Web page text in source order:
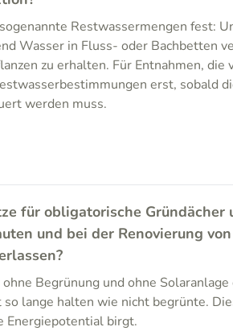
Restwassermengen fest:
Wasser in Fluss- oder Bachbetten
zu erhalten. Für Entnahmen, die
erst, sobald
werden muss.
für obligatorische Gründächer
und bei der Renovierung
Begrünung und ohne
lange halten wie nicht begrünte.
Energiepotential birgt.